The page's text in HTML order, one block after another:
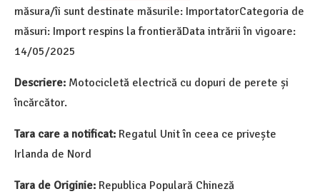
măsura/îi sunt destinate măsurile: ImportatorCategoria de
măsuri: Import respins la frontierăData intrării în vigoare:
14/05/2025
Descriere: Motocicletă electrică cu dopuri de perete și
încărcător.
Tara care a notificat: Regatul Unit în ceea ce privește
Irlanda de Nord
Tara de Originie: Republica Populară Chineză